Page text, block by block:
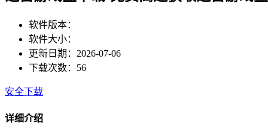
软件版本：
软件大小：
更新日期：2026-07-06
下载次数：56
安全下载
详细介绍